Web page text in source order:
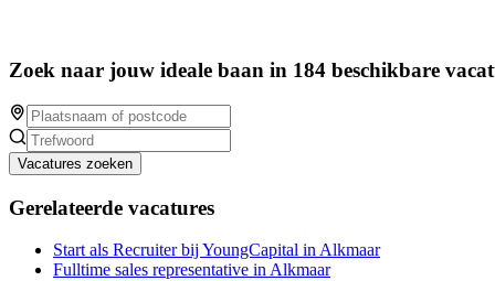
Zoek naar jouw ideale baan in 184 beschikbare
Vacatures zoeken
Gerelateerde vacatures
Start als Recruiter bij YoungCapital in Alkmaar
Fulltime sales representative in Alkmaar